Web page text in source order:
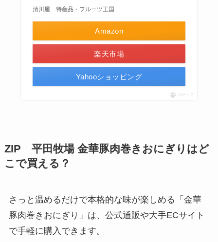
清川屋 特産品・フルーツ王国
Amazon
楽天市場
Yahooショッピング
ポチップ
ZIP 平田牧場 金華豚肉巻きおにぎりはど
こで買える？
さっと温めるだけで本格的な味が楽しめる「金華
豚肉巻きおにぎり」は、公式通販や大手ECサイト
で手軽に購入できます。